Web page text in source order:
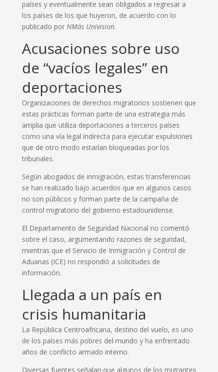
países y eventualmente sean obligados a regresar a
los países de los que huyeron, de acuerdo con lo
publicado por NMás Univision.
Acusaciones sobre uso
de “vacíos legales” en
deportaciones
Organizaciones de derechos migratorios sostienen que
estas prácticas forman parte de una estrategia más
amplia que utiliza deportaciones a terceros países
como una vía legal indirecta para ejecutar expulsiones
que de otro modo estarían bloqueadas por los
tribunales.
Según abogados de inmigración, estas transferencias
se han realizado bajo acuerdos que en algunos casos
no son públicos y forman parte de la campaña de
control migratorio del gobierno estadounidense.
El Departamento de Seguridad Nacional no comentó
sobre el caso, argumentando razones de seguridad,
mientras que el Servicio de Inmigración y Control de
Aduanas (ICE) no respondió a solicitudes de
información.
Llegada a un país en
crisis humanitaria
La República Centroafricana, destino del vuelo, es uno
de los países más pobres del mundo y ha enfrentado
años de conflicto armado interno.
Diversas fuentes señalan que algunos de los migrantes